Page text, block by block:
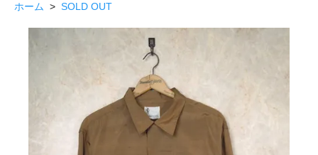
ホーム > SOLD OUT